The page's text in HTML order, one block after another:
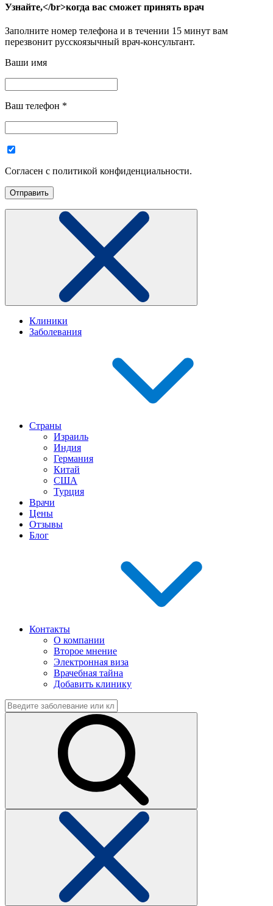
Узнайте,</br>когда вас сможет принять врач
Заполните номер телефона и в течении 15 минут вам
перезвонит русскоязычный врач-консультант.
Ваши имя
Ваш телефон *
Согласен с политикой конфиденциальности.
Клиники
Заболевания
Страны
Израиль
Индия
Германия
Китай
США
Турция
Врачи
Цены
Отзывы
Блог
Контакты
О компании
Второе мнение
Электронная виза
Врачебная тайна
Добавить клинику